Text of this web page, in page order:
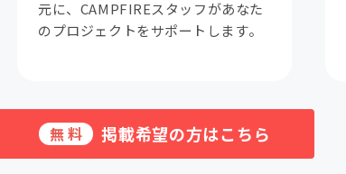
元に、CAMPFIREスタッフがあなた
のプロジェクトをサポートします。
無料 掲載希望の方はこちら